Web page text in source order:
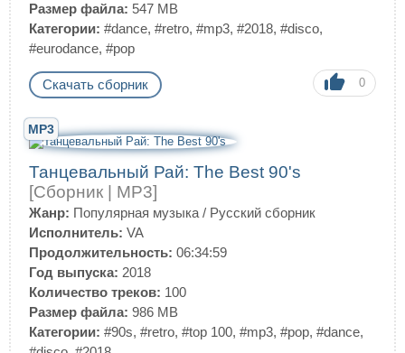
Размер файла: 547 MB
Категории: #dance, #retro, #mp3, #2018, #disco,
#eurodance, #pop
Скачать сборник 0
MP3
Танцевальный Рай: The Best 90's
[Сборник | MP3]
Жанр: Популярная музыка / Русский сборник
Исполнитель: VA
Продолжительность: 06:34:59
Год выпуска: 2018
Количество треков: 100
Размер файла: 986 MB
Категории: #90s, #retro, #top 100, #mp3, #pop, #dance,